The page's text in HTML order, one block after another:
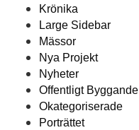
Krönika
Large Sidebar
Mässor
Nya Projekt
Nyheter
Offentligt Byggande
Okategoriserade
Porträttet